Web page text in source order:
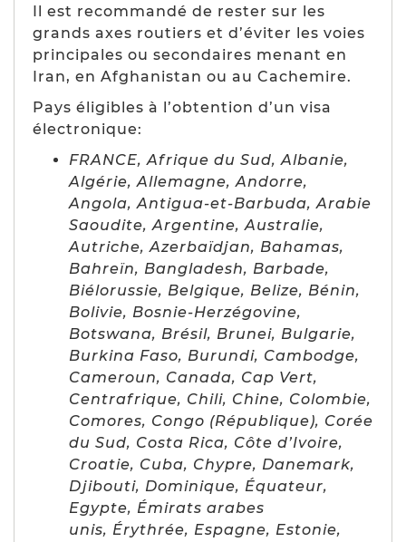
Il est recommandé de rester sur les
grands axes routiers et d’éviter les voies
principales ou secondaires menant en
Iran, en Afghanistan ou au Cachemire.
Pays éligibles à l’obtention d’un visa
électronique:
FRANCE, Afrique du Sud, Albanie,
Algérie, Allemagne, Andorre,
Angola, Antigua-et-Barbuda, Arabie
Saoudite, Argentine, Australie,
Autriche, Azerbaïdjan, Bahamas,
Bahreïn, Bangladesh, Barbade,
Biélorussie, Belgique, Belize, Bénin,
Bolivie, Bosnie-Herzégovine,
Botswana, Brésil, Brunei, Bulgarie,
Burkina Faso, Burundi, Cambodge,
Cameroun, Canada, Cap Vert,
Centrafrique, Chili, Chine, Colombie,
Comores, Congo (République), Corée
du Sud, Costa Rica, Côte d’Ivoire,
Croatie, Cuba, Chypre, Danemark,
Djibouti, Dominique, Équateur,
Egypte, Émirats arabes
unis, Érythrée, Espagne, Estonie,